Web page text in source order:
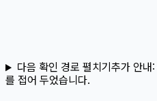
다음 확인 경로 펼치기 추가 안내:
를 접어 두었습니다.